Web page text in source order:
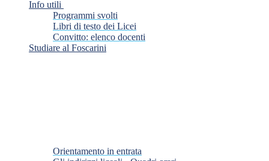
Info utili
Programmi svolti
Libri di testo dei Licei
Convitto: elenco docenti
Studiare al Foscarini
Orientamento in entrata